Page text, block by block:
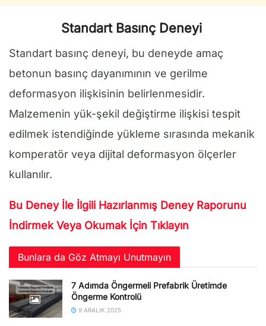
Standart Basınç Deneyi
Standart basınç deneyi, bu deneyde amaç
betonun basınç dayanımının ve gerilme
deformasyon ilişkisinin belirlenmesidir.
Malzemenin yük-şekil değiştirme ilişkisi tespit
edilmek istendiğinde yükleme sırasında mekanik
komperatör veya dijital deformasyon ölçerler
kullanılır.
Bu Deney İle İlgili Hazırlanmış Deney Raporunu
İndirmek Veya Okumak İçin Tıklayın
Bunlara da Göz Atmayı Unutmayın
7 Adımda Öngermeli Prefabrik Üretimde
Öngerme Kontrolü
9 ARALIK 2025